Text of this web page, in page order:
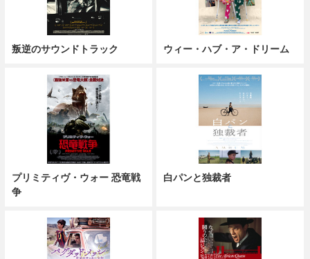
叛逆のサウンドトラック ウィー・ハブ・ア・ドリーム
プリミティヴ・ウォー 恐竜戦
争
白パンと独裁者